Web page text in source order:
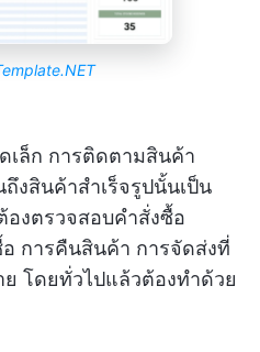
เล็ก การติดตามสินค้า
งสินค้าสำเร็จรูปนั้นเป็น
องตรวจสอบคำสั่งซื้อ
การคืนสินค้า การจัดส่งที่
โดยทั่วไปแล้วต้องทำด้วย